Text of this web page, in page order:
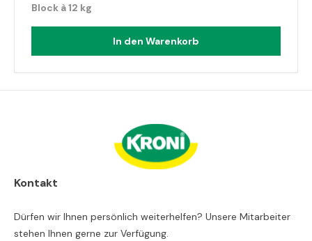
Block à 12 kg
In den Warenkorb
Kontakt
Dürfen wir Ihnen persönlich weiterhelfen? Unsere Mitarbeiter
stehen Ihnen gerne zur Verfügung.